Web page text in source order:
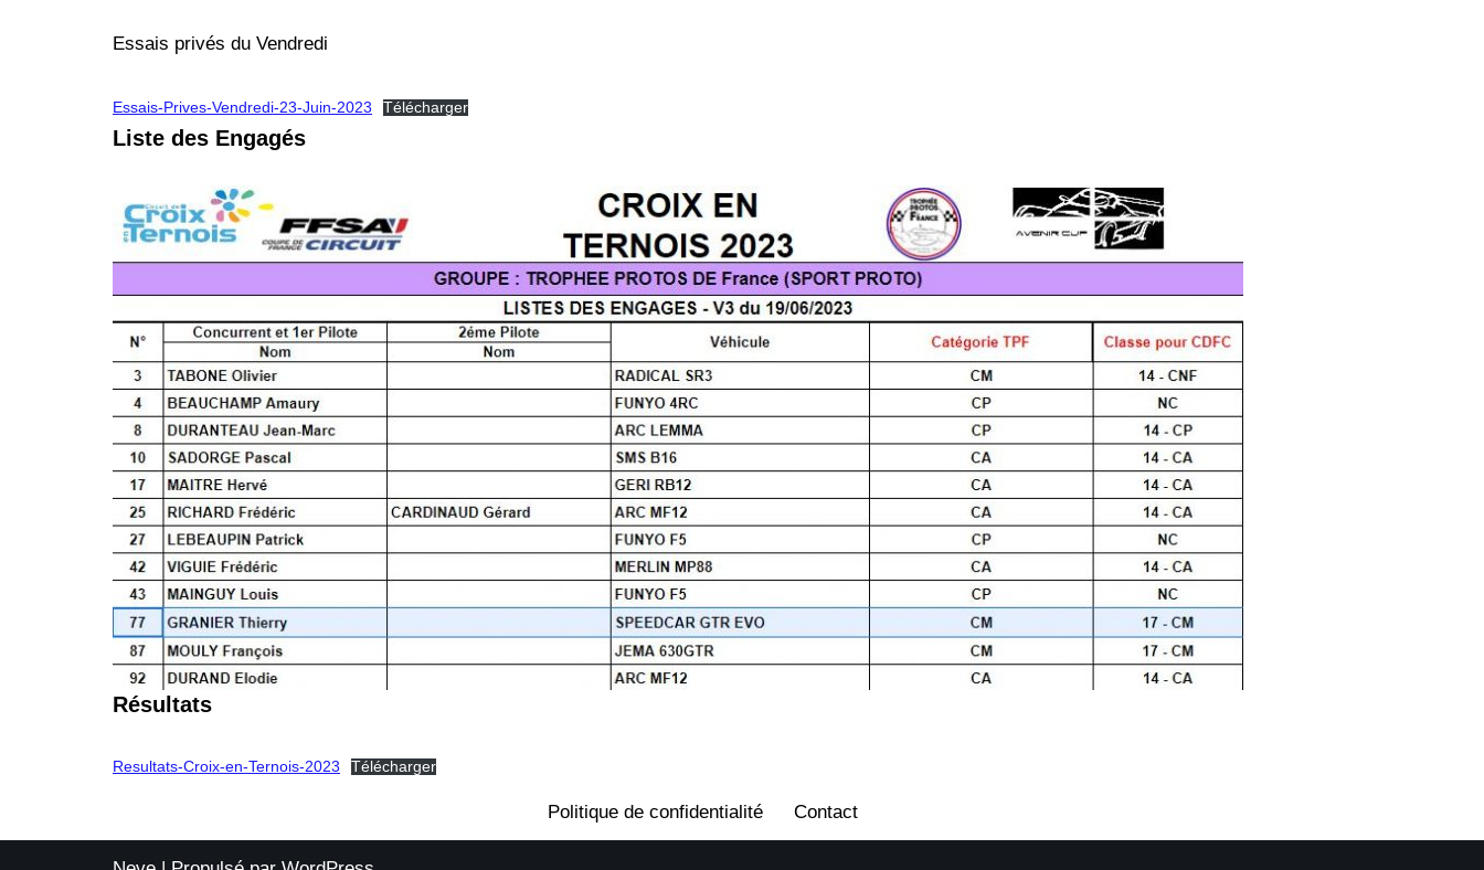
Essais privés du Vendredi
Essais-Prives-Vendredi-23-Juin-2023 Télécharger
Liste des Engagés
Résultats
Resultats-Croix-en-Ternois-2023 Télécharger
Politique de confidentialité Contact